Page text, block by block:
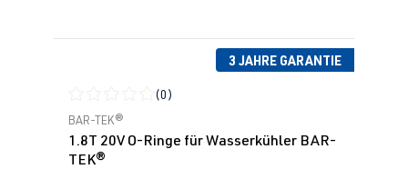
3 JAHRE GARANTIE
Durchschnittliche Bewertung von 0 von 5 Sternen
(0)
BAR-TEK®
1.8T 20V O-Ringe für Wasserkühler BAR-
TEK®